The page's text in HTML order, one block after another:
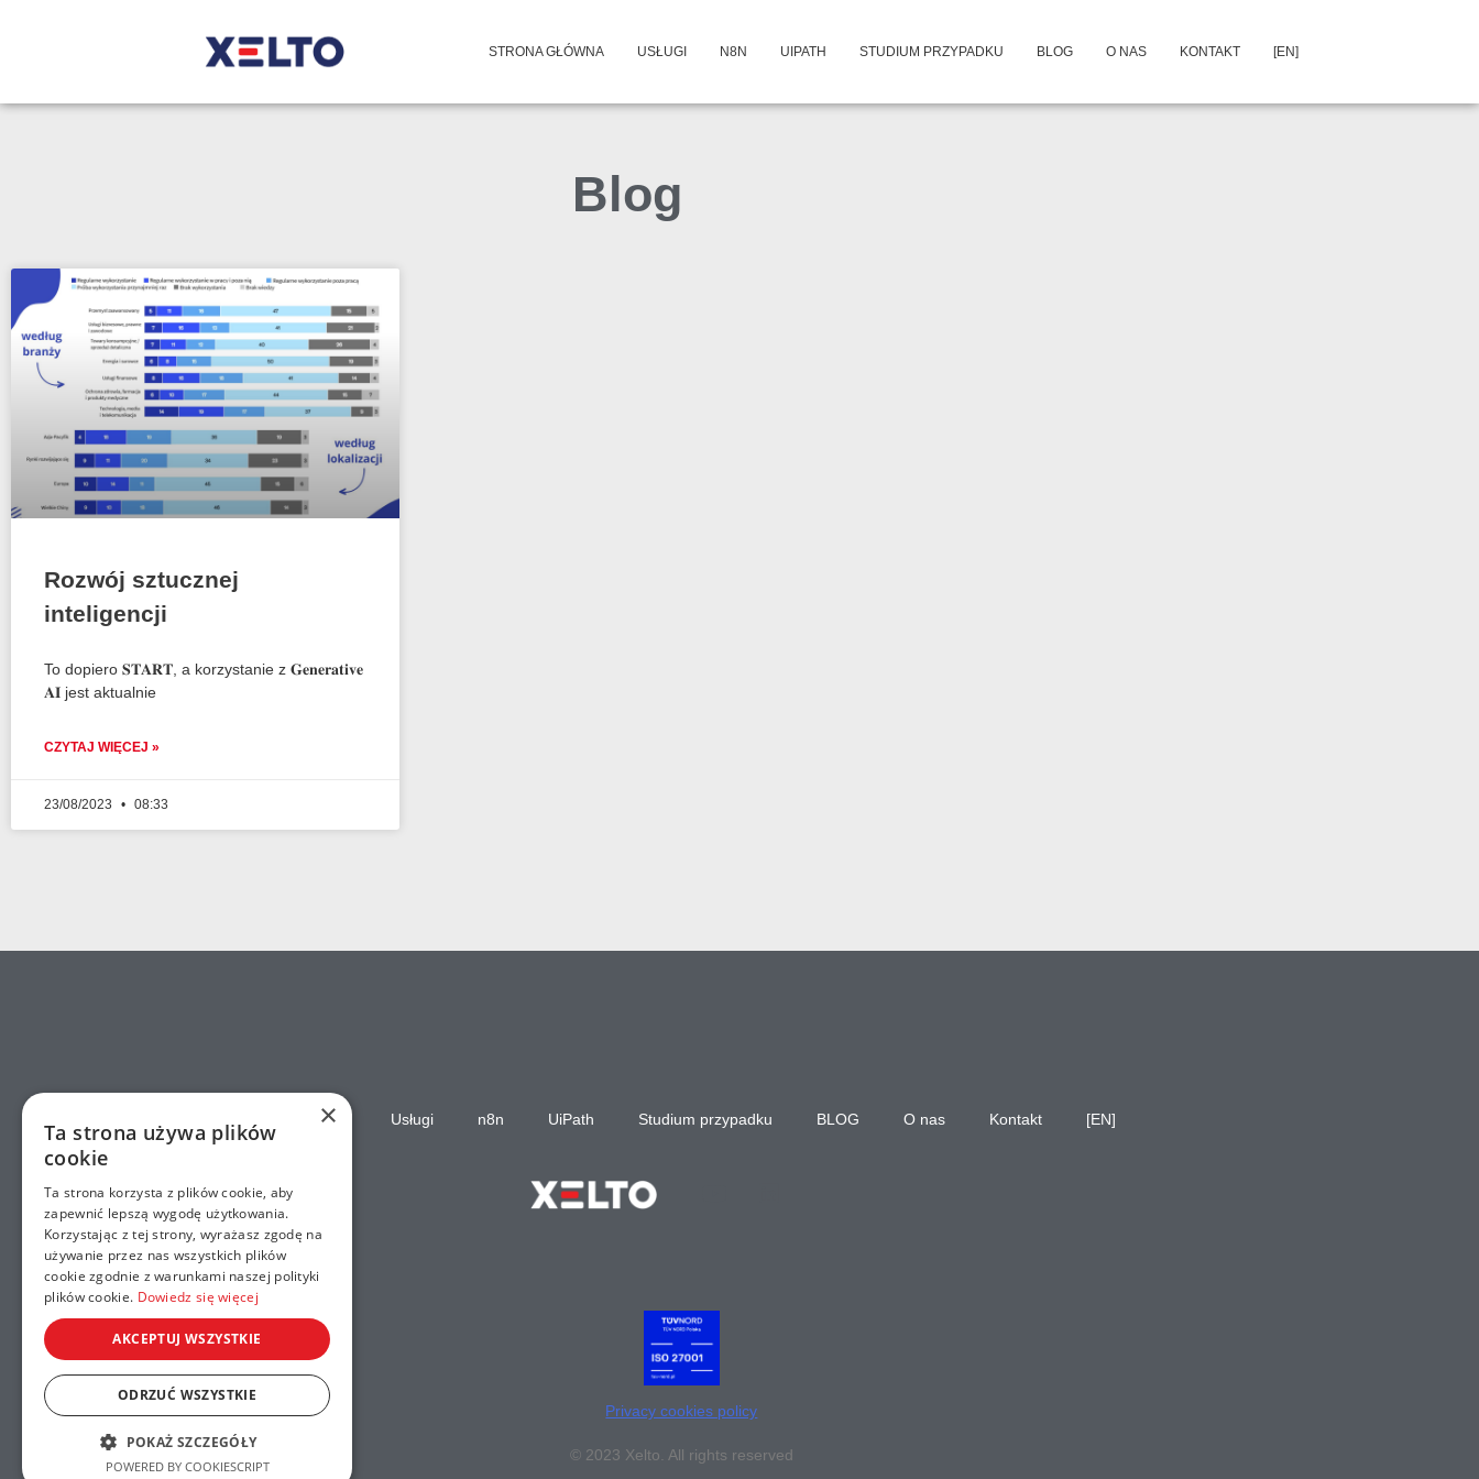
STRONA GŁÓWNA USŁUGI N8N UIPATH STUDIUM PRZYPADKU BLOG O NAS KONTAKT [EN]
Blog
Rozwój sztucznej
inteligencji
To dopiero 𝐒𝐓𝐀𝐑𝐓, a korzystanie z 𝐆𝐞𝐧𝐞𝐫𝐚𝐭𝐢𝐯𝐞
𝐀𝐈 jest aktualnie
CZYTAJ WIĘCEJ »
23/08/2023 08:33
Strona główna Usługi n8n UiPath Studium przypadku BLOG O nas Kontakt [EN]
Privacy cookies policy
© 2023 Xelto. All rights reserved
×
Ta strona używa plików
cookie
Ta strona korzysta z plików cookie, aby
zapewnić lepszą wygodę użytkowania.
Korzystając z tej strony, wyrażasz zgodę na
używanie przez nas wszystkich plików
cookie zgodnie z warunkami naszej polityki
plików cookie. Dowiedz się więcej
AKCEPTUJ WSZYSTKIE
ODRZUĆ WSZYSTKIE
POKAŻ SZCZEGÓŁY
POWERED BY COOKIESCRIPT